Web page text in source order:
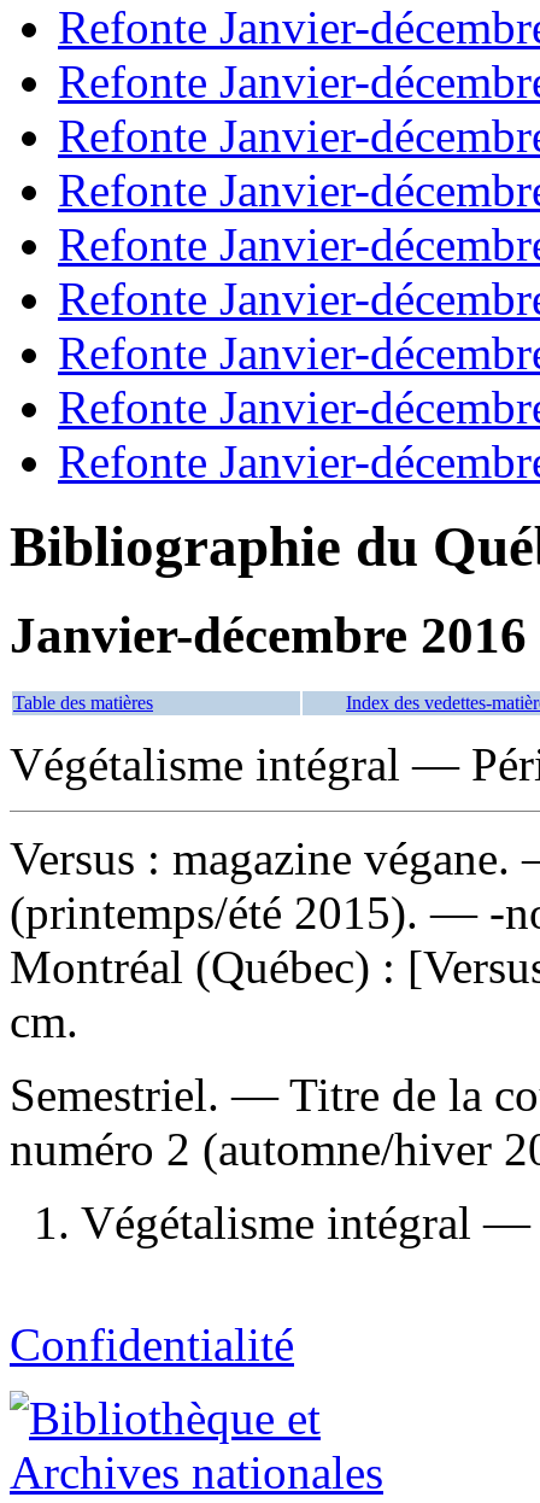
Refonte Janvier-
Refonte Janvier-
Refonte Janvier-
Refonte Janvier-
Refonte Janvier-
Refonte Janvier-
Refonte Janvier-
Refonte Janvier-
Refonte Janvier-
Bibliographie du
Janvier-décembre 2016
Table des matières Index des vedettes-
Végétalisme intégral —
Versus : magazine végane.
(printemps/été 2015). — -
Montréal (Québec) :
cm.
Semestriel. — Titre de la
numéro 2 (automne/hiver
1. Végétalisme intégral —
Confidentialité